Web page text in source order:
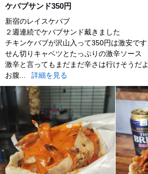
ケバブサンド350円
新宿のレイスケバブ
２週連続でケバブサンド戴きました
チキンケバブが沢山入って350円は激安です
せん切りキャベツとたっぷりの激辛ソース
激辛と言ってもまだまだ辛さは行けそうだよ
お腹...
詳細を見る